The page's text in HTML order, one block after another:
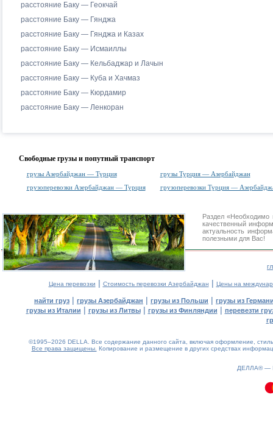
расстояние Баку — Геокчай
расстояние Баку — Гянджа
расстояние Баку — Гянджа и Казах
расстояние Баку — Исмаиллы
расстояние Баку — Кельбаджар и Лачын
расстояние Баку — Куба и Хачмаз
расстояние Баку — Кюрдамир
расстояние Баку — Ленкоран
Свободные грузы и попутный транспорт
грузы Азербайджан — Турция
грузы Турция — Азербайджан
грузоперевозки Азербайджан — Турция
грузоперевозки Турция —
Раздел «Необходимо
качественный
актуальность
полезными для Вас!
Цена перевозки | Стоимость перевозки Азербайджан | Цены на
найти груз | грузы Азербайджан | грузы из Польши | грузы из
грузы из Италии | грузы из Литвы| грузы из Финляндии | перевезти
©1995–2026 DELLA. Все содержание данного сайта, включая оформление,
Все права защищены. Копирование и размещение в других средствах
ДЕЛЛА® —